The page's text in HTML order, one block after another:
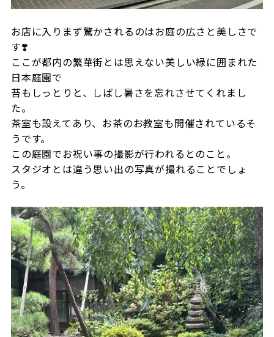
お店に入りまず驚かされるのはお庭の広さと美しさで
す❣️
ここが都内の繁華街とは思えない美しい緑に囲まれた
日本庭園で
苔もしっとりと、しばし暑さを忘れさせてくれまし
た。
茶室も設えてあり、お茶のお教室も開催されているそ
うです。
この庭園でお祝い事の撮影が行われるとのこと。
スタジオとは違う思い出の写真が撮れることでしょ
う。